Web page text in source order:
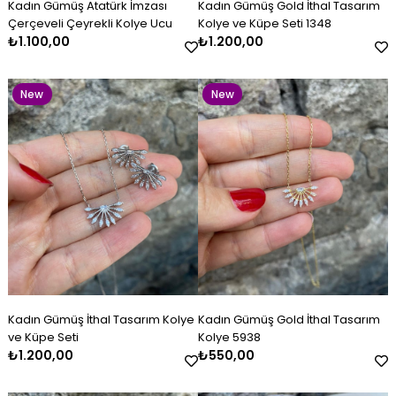
Kadın Gümüş Kazaziye Kombin
Set
₺4.800,00
Kadın Gümüş Çift Renkli
Kazaziye Küpe
₺500,00
Kadın Gümüş İthal Tasarım
Kolye ve Küpe Seti
₺1.200,00
Kadın Gümüş Gold İthal
Tasarım Kolye 5938
₺550,00
New
Item
New
Item
Kadın Gümüş Lacivert Beyaz
Mineli Kelepçe
₺2.600,00
Kadın Gümüş Baget Bileklik
₺2.800,00
Kadın Gümüş Atatürk İmzası
Çerçeveli Çeyrekli Kolye Ucu
₺1.100,00
Kadın Gümüş Gold İthal Tasarım
Kolye ve Küpe Seti 1348
₺1.200,00
Kadın Gümüş İthal Tasarım Kolye
ve Küpe Seti
₺1.200,00
New
Item
Kadın Gümüş Gold İthal Tasarım
Kolye 5938
₺550,00
New
Item